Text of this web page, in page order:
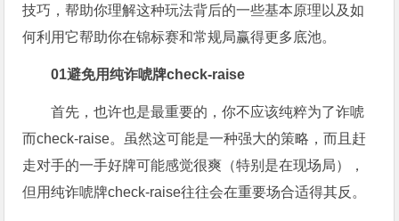
技巧，帮助你理解这种玩法背后的一些基本原理以及如
何利用它帮助你在锦标赛和常规局赢得更多底池。
01避免用纯诈唬牌check-raise
首先，也许也是最重要的，你不应该纯粹为了诈唬
而check-raise。虽然这可能是一种强大的策略，而且赶
走对手的一手好牌可能感觉很爽（特别是在现场局），
但用纯诈唬牌check-raise往往会在重要场合适得其反。